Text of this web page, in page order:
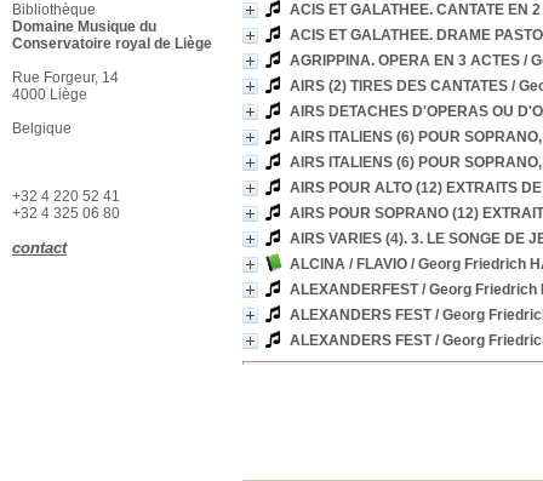
ACIS ET GALATHEE. CANTATE EN
ACIS ET GALATHEE. DRAME
AGRIPPINA. OPERA EN 3 ACTES /
AIRS (2) TIRES DES CANTATES /
AIRS DETACHES D'OPERAS OU
AIRS ITALIENS (6) POUR
AIRS ITALIENS (6) POUR
AIRS POUR ALTO (12) EXTRAITS
AIRS POUR SOPRANO (12)
AIRS VARIES (4). 3. LE SONGE DE
ALCINA / FLAVIO / Georg Friedrich
ALEXANDERFEST/ Georg Friedrich
ALEXANDERS FEST/ Georg
ALEXANDERS FEST/ Georg
Bibliothèque
Domaine Musique du
Conservatoire royal de Liège
Rue Forgeur, 14
4000 Liège
Belgique
+32 4 220 52 41
+32 4 325 06 80
contact